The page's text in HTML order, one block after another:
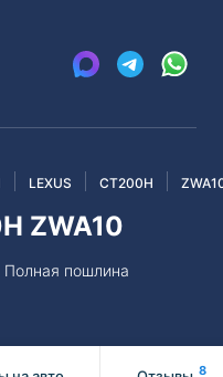
LEXUS CT200H
ZWA10
Полная пошлина
8